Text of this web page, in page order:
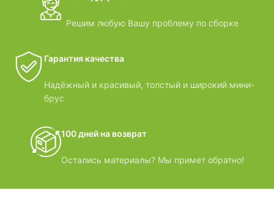
Решим любую Вашу проблему по сборке
Гарантия качества
Надёжный и красивый, толстый и широкий мини-
брус
100 дней на возврат
Остались материалы? Мы примет обратно!